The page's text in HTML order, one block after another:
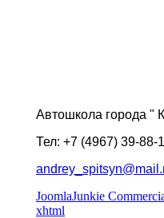
Автошкола города "
Тел: +7 (4967) 39-88-
JoomlaJunkie
xhtml